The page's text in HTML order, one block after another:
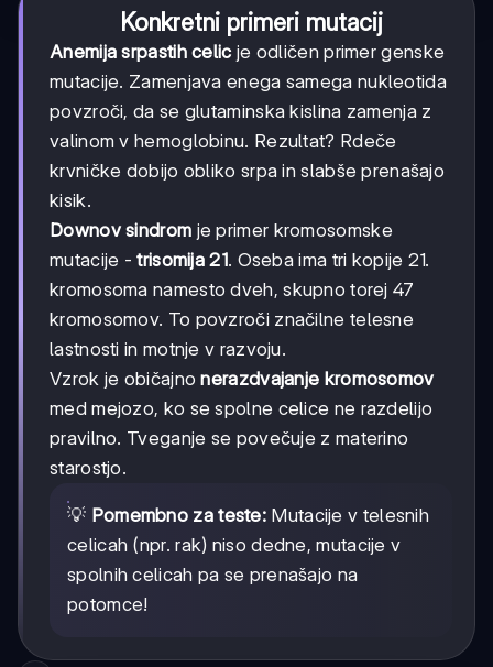
Konkretni primeri mutacij
Anemija srpastih celic je odličen primer genske
mutacije. Zamenjava enega samega nukleotida
povzroči, da se glutaminska kislina zamenja z
valinom v hemoglobinu. Rezultat? Rdeče
krvničke dobijo obliko srpa in slabše prenašajo
kisik.
Downov sindrom je primer kromosomske
mutacije -trisomija 21. Oseba ima tri kopije 21.
kromosoma namesto dveh, skupno torej 47
kromosomov. To povzroči značilne telesne
lastnosti in motnje v razvoju.
Vzrok je običajnonerazdvajanje kromosomov
med mejozo, ko se spolne celice ne razdelijo
pravilno. Tveganje se povečuje z materino
starostjo.
💡 Pomembno za teste: Mutacije v telesnih
celicah (npr. rak) niso dedne, mutacije v
spolnih celicah pa se prenašajo na
potomce!